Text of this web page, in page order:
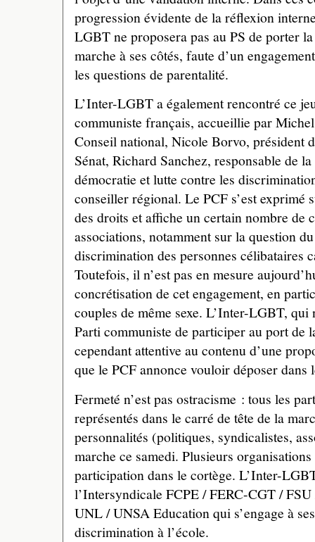
progression évidente de la réflexion
LGBT ne proposera pas au PS de porter
marche à ses côtés, faute d’un
les questions de parentalité.
L’Inter-LGBT a également rencontré ce
communiste français, accueillie par
Conseil national, Nicole Borvo, président
Sénat, Richard Sanchez, responsable de
démocratie et lutte contre les
conseiller régional. Le PCF s’est exprimé
des droits et affiche un certain nombre de
associations, notamment sur la question
discrimination des personnes célibataires
Toutefois, il n’est pas en mesure
concrétisation de cet engagement, en
couples de même sexe. L’Inter-LGBT, qui
Parti communiste de participer au port de
cependant attentive au contenu d’une
que le PCF annonce vouloir déposer dans
Fermeté n’est pas ostracisme : tous les
représentés dans le carré de tête de la
personnalités (politiques, syndicalistes,
marche ce samedi. Plusieurs
participation dans le cortège. L’Inter-
l’Intersyndicale FCPE / FERC-CGT /
UNL / UNSA Education qui s’engage à
discrimination à l’école.